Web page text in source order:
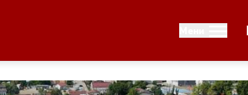
Соопштенија